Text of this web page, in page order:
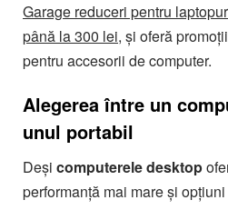
Garage reduceri pentru
până la 300 lei, și oferă
pentru accesorii de computer.
Alegerea între un
unul portabil
Deși computereledesktop
performanță mai mare și